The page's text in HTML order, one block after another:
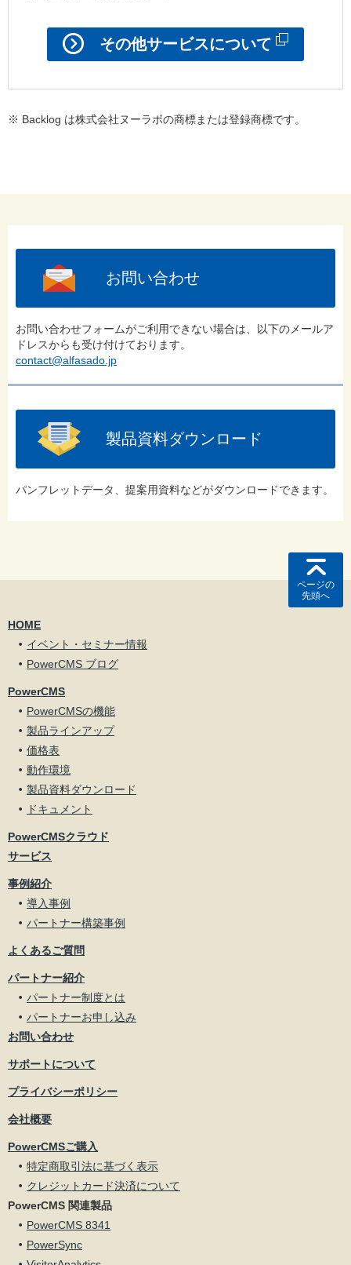
その他サービスについて
※ Backlog は株式会社ヌーラボの商標または登録商標です。
お問い合わせ
お問い合わせフォームがご利用できない場合は、以下のメールア
ドレスからも受け付けております。
contact@alfasado.jp
製品資料ダウンロード
パンフレットデータ、提案用資料などがダウンロードできます。
ページの
先頭へ
HOME
イベント・セミナー情報
PowerCMS ブログ
PowerCMS
PowerCMSの機能
製品ラインアップ
価格表
動作環境
製品資料ダウンロード
ドキュメント
PowerCMSクラウド
サービス
事例紹介
導入事例
パートナー構築事例
よくあるご質問
パートナー紹介
パートナー制度とは
パートナーお申し込み
お問い合わせ
サポートについて
プライバシーポリシー
会社概要
PowerCMSご購入
特定商取引法に基づく表示
クレジットカード決済について
PowerCMS 関連製品
PowerCMS 8341
PowerSync